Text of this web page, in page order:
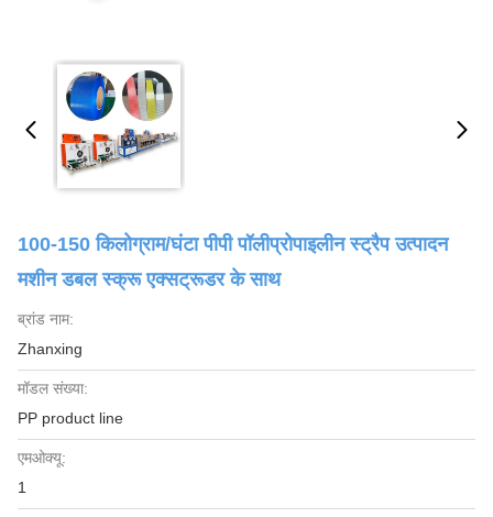
100-150 किलोग्राम/घंटा पीपी पॉलीप्रोपाइलीन स्ट्रैप उत्पादन
मशीन डबल स्क्रू एक्सट्रूडर के साथ
ब्रांड नाम:
Zhanxing
मॉडल संख्या:
PP product line
एमओक्यू:
1